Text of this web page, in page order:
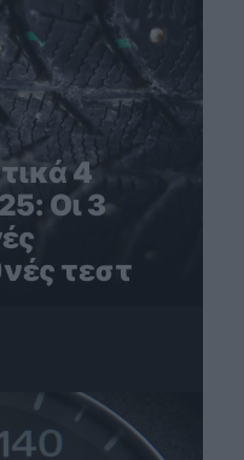
4
Οι 3
τεστ